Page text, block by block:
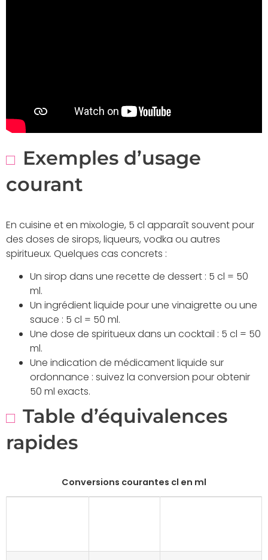
Exemples d’usage
courant
En cuisine et en mixologie, 5 cl apparaît souvent pour
des doses de sirops, liqueurs, vodka ou autres
spiritueux. Quelques cas concrets :
Un sirop dans une recette de dessert : 5 cl = 50
ml.
Un ingrédient liquide pour une vinaigrette ou une
sauce : 5 cl = 50 ml.
Une dose de spiritueux dans un cocktail : 5 cl = 50
ml.
Une indication de médicament liquide sur
ordonnance : suivez la conversion pour obtenir
50 ml exacts.
Table d’équivalences
rapides
Conversions courantes cl en ml